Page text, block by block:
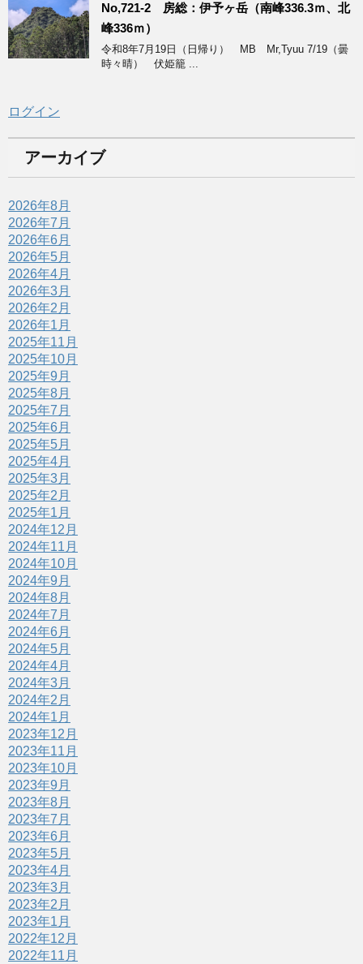
No,721-2 房総：伊予ヶ岳（南峰336.3ｍ、北
峰336ｍ）
令和8年7月19日（日帰り） MB Mr,Tyuu 7/19（曇
時々晴） 伏姫籠 ...
ログイン
アーカイブ
2026年8月
2026年7月
2026年6月
2026年5月
2026年4月
2026年3月
2026年2月
2026年1月
2025年11月
2025年10月
2025年9月
2025年8月
2025年7月
2025年6月
2025年5月
2025年4月
2025年3月
2025年2月
2025年1月
2024年12月
2024年11月
2024年10月
2024年9月
2024年8月
2024年7月
2024年6月
2024年5月
2024年4月
2024年3月
2024年2月
2024年1月
2023年12月
2023年11月
2023年10月
2023年9月
2023年8月
2023年7月
2023年6月
2023年5月
2023年4月
2023年3月
2023年2月
2023年1月
2022年12月
2022年11月